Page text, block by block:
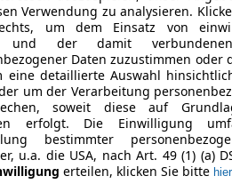
Verwendung zu analysieren.
um dem Einsatz von
und der damit
Daten zuzustimmen oder
eine detaillierte Auswahl
um der Verarbeitung
soweit diese auf
erfolgt. Die Einwilligung
bestimmter
u.a. die USA, nach Art. 49 (1) (a)
erteilen, klicken Sie bitte hier